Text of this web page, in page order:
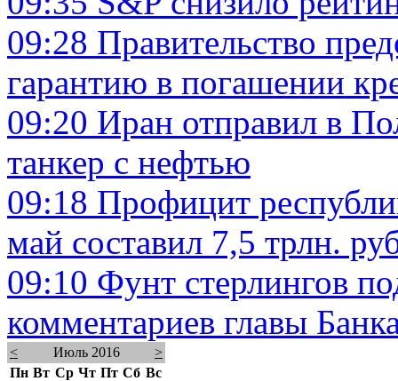
09:28 Правительство
гарантию в погашении
09:20 Иран отправил в
танкер с нефтью
09:18 Профицит
май составил 7,5 трлн.
09:10 Фунт стерлингов
комментариев главы
< Июль 2016
>
Пн Вт Ср Чт Пт Сб Вс